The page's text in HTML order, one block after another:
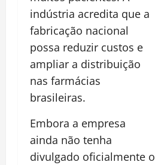
indústria acredita que a
fabricação nacional
possa reduzir custos e
ampliar a distribuição
nas farmácias
brasileiras.
Embora a empresa
ainda não tenha
divulgado oficialmente o